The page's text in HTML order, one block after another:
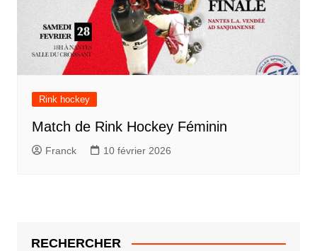
Rink hockey
Match de Rink Hockey Féminin
Franck 10 février 2026
RECHERCHER